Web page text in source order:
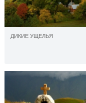
ДИКИЕ УЩЕЛЬЯ